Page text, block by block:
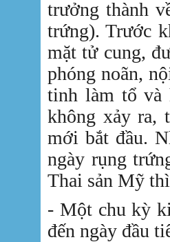
trưởng thành
trứng). Trước
mặt tử cung,
phóng noãn,
tinh làm tổ và
không xảy ra,
mới bắt đầu.
ngày rụng
Thai sản Mỹ
- Một chu kỳ
đến ngày đầu